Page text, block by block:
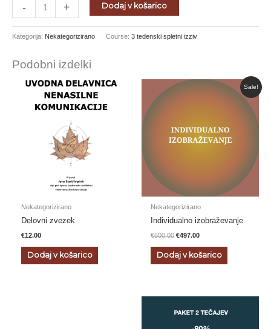
- + Dodaj v košarico
Kategorija: Nekategorizirano Course: 3 tedenski spletni izziv
Podobni izdelki
Nekategorizirano
Delovni zvezek
€12.00
Dodaj v košarico
Sale!
Nekategorizirano
Individualno izobraževanje
€600.00
Izvirna
€497.00
Trenutna
Dodaj v košarico